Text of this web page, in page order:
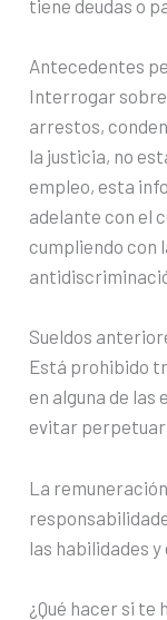
tiene deudas o
Antecedentes
Interrogar
arrestos,
la justicia, no
empleo, esta
adelante con el
cumpliendo con
Sueldos
Está prohibido
en alguna de las
evitar perpetuar
La
las habilidades
¿Qué hacer si te